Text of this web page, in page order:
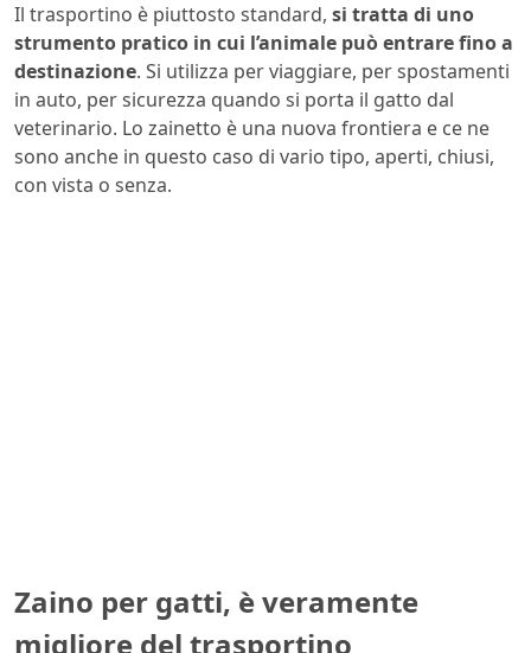
Il trasportino è piuttosto standard, si tratta di uno
strumento pratico in cui l’animale può entrare fino a
destinazione. Si utilizza per viaggiare, per spostamenti
in auto, per sicurezza quando si porta il gatto dal
veterinario. Lo zainetto è una nuova frontiera e ce ne
sono anche in questo caso di vario tipo, aperti, chiusi,
con vista o senza.
Zaino per gatti, è veramente
migliore del trasportino